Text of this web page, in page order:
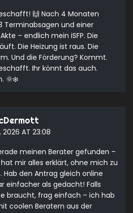
🙌 Nach 4 Monaten
Terminabsagen und einer
– endlich mein iSFP. Die
Die Heizung ist raus. Die
Und die Förderung? Kommt.
Ihr könnt das auch.
🌞❄️
2026 AT 23:08
meinen Berater gefunden –
mir alles erklärt, ohne mich zu
Hab den Antrag gleich online
einfacher als gedacht! Falls
braucht, frag einfach – ich hab
coolen Beratern aus der